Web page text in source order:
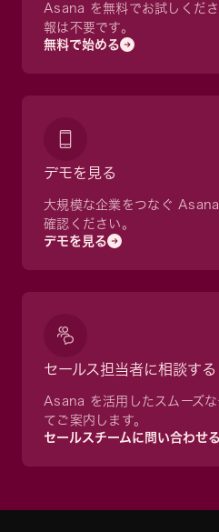
Asana を無料でお試しくだ
報は不要です。
無料で始める
デモを見る
大規模な企業をつなぐ
確認ください。
デモを見る
セールス担当者に相談する
Asana を活用したスムーズ
てご案内します。
セールスチームに問い合わせる